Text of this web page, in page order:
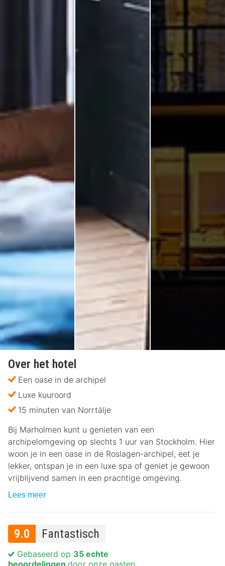
Over het hotel
Een oase in de archipel
Luxe kuuroord
15 minuten van Norrtälje
Bij Marholmen kunt u genieten van een
archipelomgeving op slechts 1 uur van Stockholm. Hier
woon je in een oase in de Roslagen-archipel, eet je
lekker, ontspan je in een luxe spa of geniet je gewoon
vrijblijvend samen in een prachtige omgeving.
Lees meer
9.0 Fantastisch
Gebaseerd op 35 echte
beoordelingen door onze gasten.